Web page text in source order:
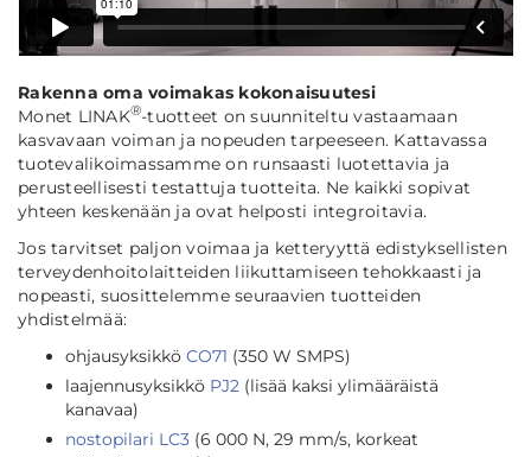
Rakenna oma voimakas kokonaisuutesi
Monet LINAK®-tuotteet on suunniteltu vastaamaan
kasvavaan voiman ja nopeuden tarpeeseen. Kattavassa
tuotevalikoimassamme on runsaasti luotettavia ja
perusteellisesti testattuja tuotteita. Ne kaikki sopivat
yhteen keskenään ja ovat helposti integroitavia.
Jos tarvitset paljon voimaa ja ketteryyttä edistyksellisten
terveydenhoitolaitteiden liikuttamiseen tehokkaasti ja
nopeasti, suosittelemme seuraavien tuotteiden
yhdistelmää:
ohjausyksikkö CO71 (350 W SMPS)
laajennusyksikkö PJ2 (lisää kaksi ylimääräistä
kanavaa)
nostopilari LC3 (6 000 N, 29 mm/s, korkeat